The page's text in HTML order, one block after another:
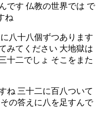
です 仏教の世界では で
ね
八十八個ずつあります
みてください 大地獄は
十二でしょ そこをまた
ね 三十二に百八ついて
の答えに八を足すんで